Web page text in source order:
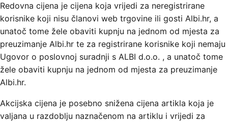
Redovna cijena je cijena koja vrijedi za neregistrirane
korisnike koji nisu članovi web trgovine ili gosti Albi.hr, a
unatoč tome žele obaviti kupnju na jednom od mjesta za
preuzimanje Albi.hr te za registrirane korisnike koji nemaju
Ugovor o poslovnoj suradnji s ALBI d.o.o. , a unatoč tome
žele obaviti kupnju na jednom od mjesta za preuzimanje
Albi.hr.
Akcijska cijena je posebno snižena cijena artikla koja je
valjana u razdoblju naznačenom na artiklu i vrijedi za